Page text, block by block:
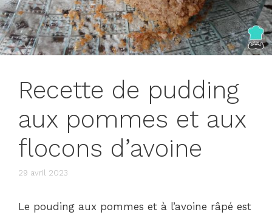
Recette de pudding
aux pommes et aux
flocons d’avoine
29 avril 2023
Le pouding aux pommes et à l’avoine râpé est